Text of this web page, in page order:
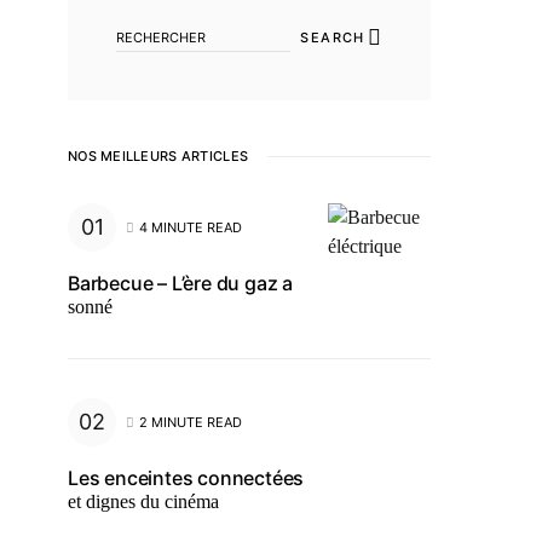
SEARCH
NOS MEILLEURS ARTICLES
4 MINUTE READ
Barbecue – L’ère du gaz a
sonné
2 MINUTE READ
Les enceintes connectées
et dignes du cinéma